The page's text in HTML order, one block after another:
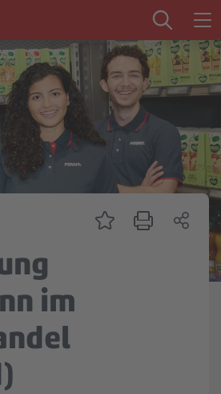
Startseite
als Arbeitgeber
Ausbildung
Markt
& Vertrieb
im